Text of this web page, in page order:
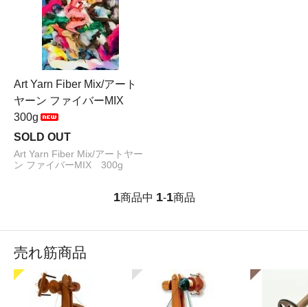
Art Yarn Fiber Mix/アート
ヤーン ファイバーMIX
300g
SOLD OUT
Art Yarn Fiber Mix/アートヤー
ン ファイバーMIX 300g
1商品中 1-1商品
売れ筋商品